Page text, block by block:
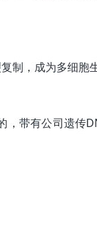
制，成为多细胞
，带有公司遗传